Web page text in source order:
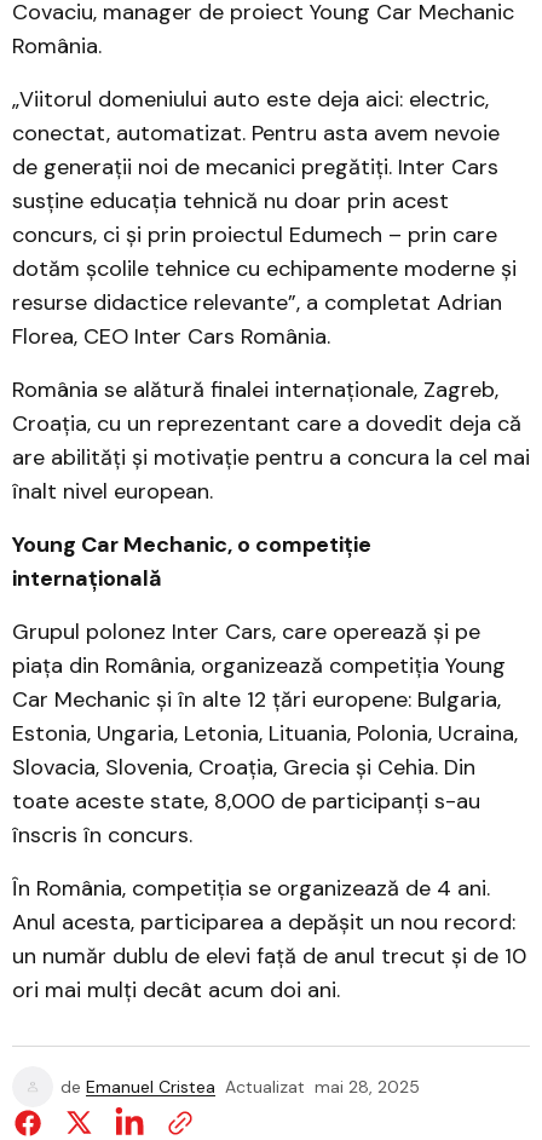
Covaciu, manager de proiect Young Car Mechanic
România.
„Viitorul domeniului auto este deja aici: electric,
conectat, automatizat. Pentru asta avem nevoie
de generații noi de mecanici pregătiți. Inter Cars
susține educația tehnică nu doar prin acest
concurs, ci și prin proiectul Edumech – prin care
dotăm școlile tehnice cu echipamente moderne și
resurse didactice relevante”, a completat Adrian
Florea, CEO Inter Cars România.
România se alătură finalei internaționale, Zagreb,
Croația, cu un reprezentant care a dovedit deja că
are abilități și motivație pentru a concura la cel mai
înalt nivel european.
Young Car Mechanic, o competiție
internațională
Grupul polonez Inter Cars, care operează și pe
piața din România, organizează competiția Young
Car Mechanic și în alte 12 țări europene: Bulgaria,
Estonia, Ungaria, Letonia, Lituania, Polonia, Ucraina,
Slovacia, Slovenia, Croația, Grecia și Cehia. Din
toate aceste state, 8,000 de participanți s-au
înscris în concurs.
În România, competiția se organizează de 4 ani.
Anul acesta, participarea a depășit un nou record:
un număr dublu de elevi față de anul trecut și de 10
ori mai mulți decât acum doi ani.
de Emanuel Cristea Actualizat mai 28, 2025